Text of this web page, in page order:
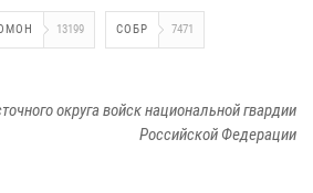
13199 СОБР 7471
округа войск национальной гвардии
Российской Федерации